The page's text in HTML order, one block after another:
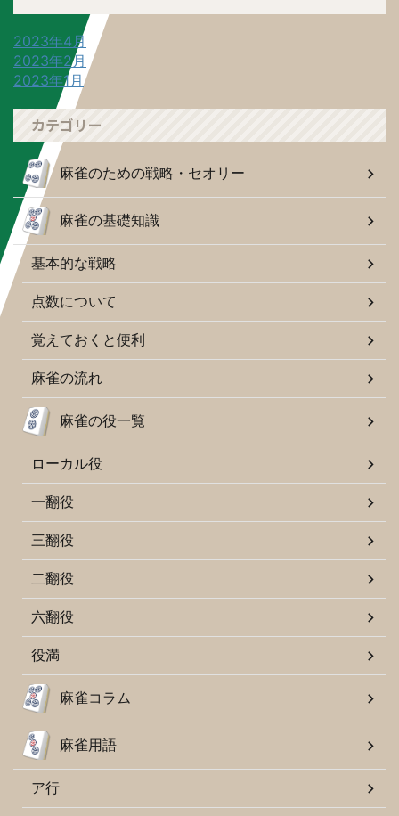
2023年4月
2023年2月
2023年1月
カテゴリー
麻雀のための戦略・セオリー
麻雀の基礎知識
基本的な戦略
点数について
覚えておくと便利
麻雀の流れ
麻雀の役一覧
ローカル役
一翻役
三翻役
二翻役
六翻役
役満
麻雀コラム
麻雀用語
ア行